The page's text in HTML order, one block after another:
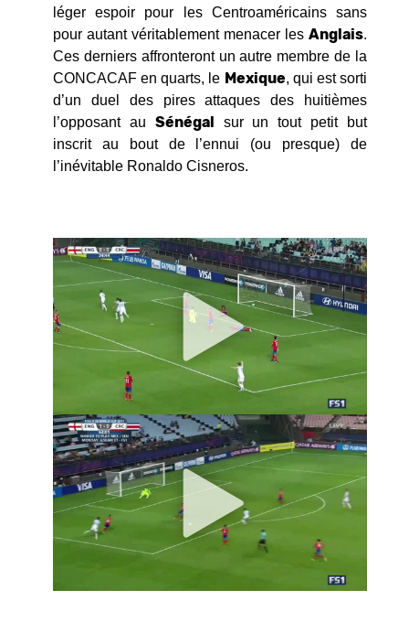
léger espoir pour les Centroaméricains sans
pour autant véritablement menacer les Anglais.
Ces derniers affronteront un autre membre de la
CONCACAF en quarts, le Mexique, qui est sorti
d’un duel des pires attaques des huitièmes
l’opposant au Sénégal
sur un tout petit but
inscrit au bout de l’ennui (ou presque) de
l’inévitable Ronaldo Cisneros.